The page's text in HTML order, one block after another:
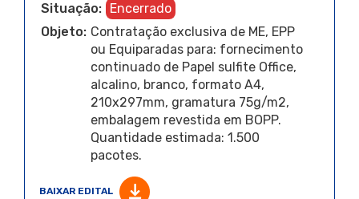
Situação: Encerrado
Objeto: Contratação exclusiva de ME, EPP
ou Equiparadas para: fornecimento
continuado de Papel sulfite Office,
alcalino, branco, formato A4,
210x297mm, gramatura 75g/m2,
embalagem revestida em BOPP.
Quantidade estimada: 1.500
pacotes.
BAIXAR EDITAL